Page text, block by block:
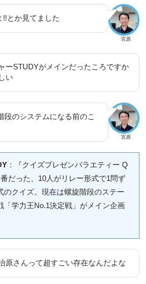
宮原
とか見てました
ーSTUDYがメインだったころですか
い
宮原
のシステムになる前のこ
：『クイズプレゼンバラエティー Q
だった、10人がリレー形式で1問ず
のクイズ。現在は螺旋階段のステー
「学力王No.1決定戦」がメイン企画
原さんって超すごい存在なんだよな